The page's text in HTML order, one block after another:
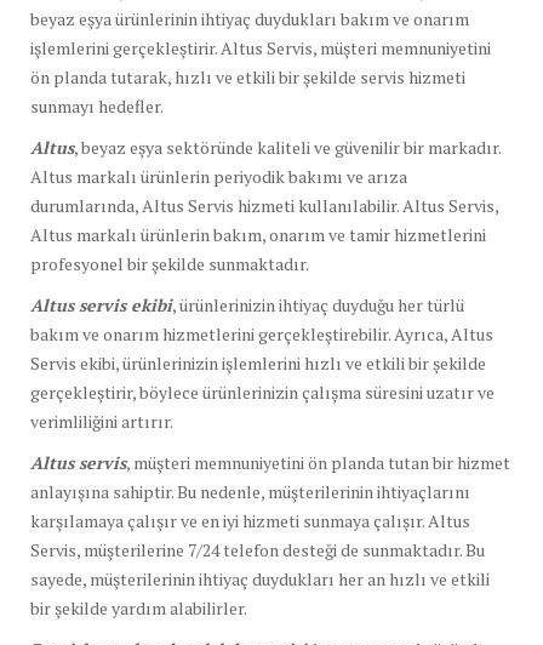
beyaz eşya ürünlerinin ihtiyaç duydukları bakım ve onarım
işlemlerini gerçekleştirir. Altus Servis, müşteri memnuniyetini
ön planda tutarak, hızlı ve etkili bir şekilde servis hizmeti
sunmayı hedefler.
Altus, beyaz eşya sektöründe kaliteli ve güvenilir bir markadır.
Altus markalı ürünlerin periyodik bakımı ve arıza
durumlarında, Altus Servis hizmeti kullanılabilir. Altus Servis,
Altus markalı ürünlerin bakım, onarım ve tamir hizmetlerini
profesyonel bir şekilde sunmaktadır.
Altus servis ekibi, ürünlerinizin ihtiyaç duyduğu her türlü
bakım ve onarım hizmetlerini gerçekleştirebilir. Ayrıca, Altus
Servis ekibi, ürünlerinizin işlemlerini hızlı ve etkili bir şekilde
gerçekleştirir, böylece ürünlerinizin çalışma süresini uzatır ve
verimliliğini artırır.
Altus servis, müşteri memnuniyetini ön planda tutan bir hizmet
anlayışına sahiptir. Bu nedenle, müşterilerinin ihtiyaçlarını
karşılamaya çalışır ve en iyi hizmeti sunmaya çalışır. Altus
Servis, müşterilerine 7/24 telefon desteği de sunmaktadır. Bu
sayede, müşterilerinin ihtiyaç duydukları her an hızlı ve etkili
bir şekilde yardım alabilirler.